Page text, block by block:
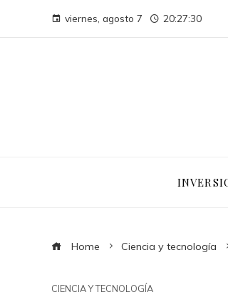
viernes, agosto 7 20:27:31
Home Ciencia y tecnología
CIENCIA Y TECNOLOGÍA